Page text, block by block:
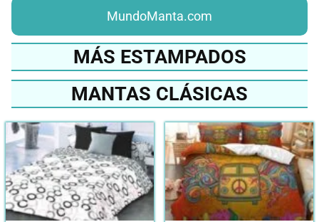
MundoManta.com
MÁS ESTAMPADOS
MANTAS CLÁSICAS